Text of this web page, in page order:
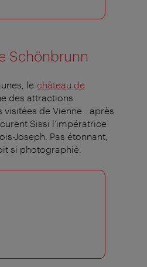
Schönbrunn
le château de
des attractions
de Vienne : après
Sissi l’impératrice
Joseph. Pas étonnant,
si photographié.